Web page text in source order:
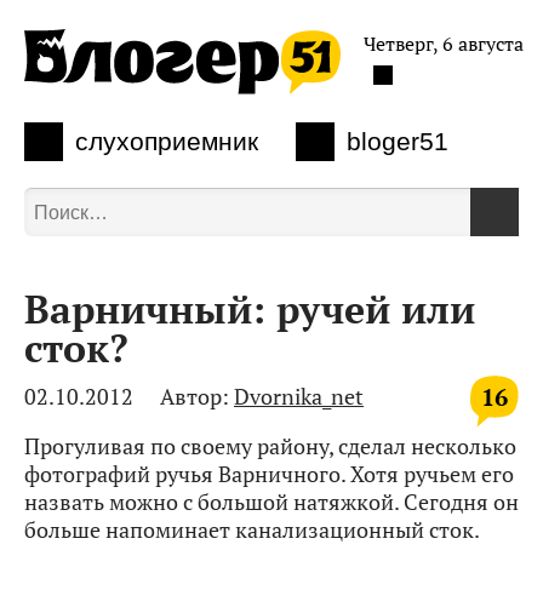
слухоприемник bloger51
Четверг, 6 августа
Варничный: ручей или
сток?
16
02.10.2012 Автор: Dvornika_net
Прогуливая по своему району, сделал несколько
фотографий ручья Варничного. Хотя ручьем его
назвать можно с большой натяжкой. Сегодня он
больше напоминает канализационный сток.